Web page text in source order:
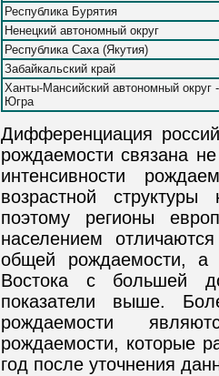
Республика Бурятия
Ненецкий автономный округ
Республика Саха (Якутия)
Забайкальский край
Ханты-Мансийский автономный округ -
Югра
Дифференциация
рождаемости связана
интенсивности
возрастной
поэтому регионы
населением
общей рождаемости, а
Востока с большей
показатели выше.
рождаемости
рождаемости, которые
год после уточнения